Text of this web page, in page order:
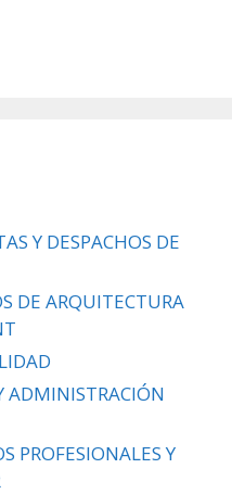
Y DESPACHOS DE
DE ARQUITECTURA
ADMINISTRACIÓN
PROFESIONALES Y